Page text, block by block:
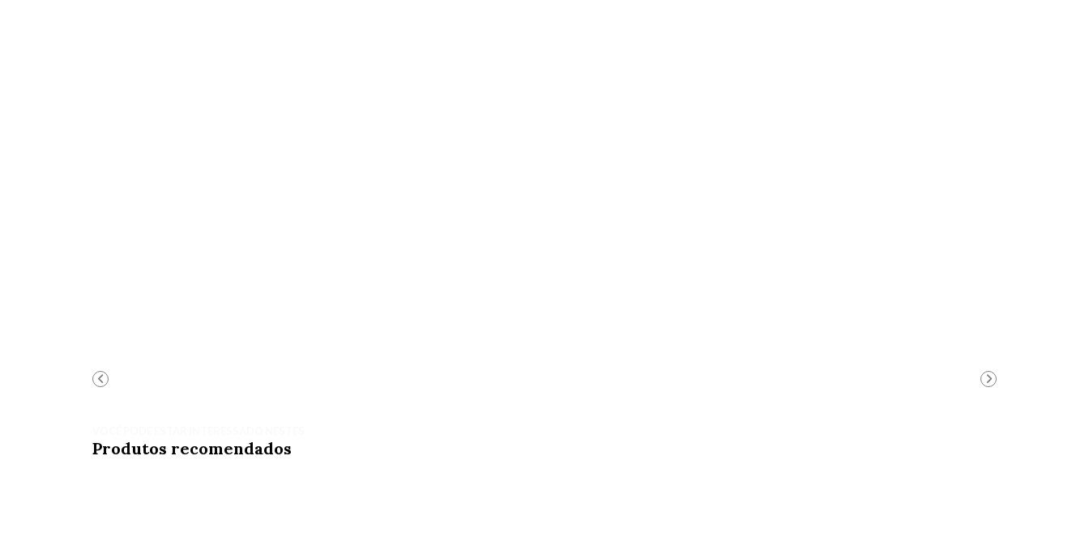
Produtos recomendados